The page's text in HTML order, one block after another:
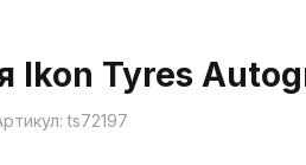
Ikon Tyres
ts72197